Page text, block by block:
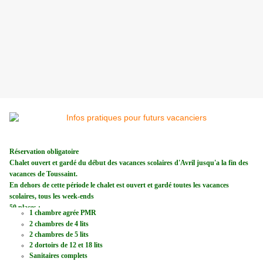
Réservation obligatoire
Chalet ouvert et gardé du début des vacances scolaires d'Avril jusqu'a la fin des
vacances de Toussaint.
En dehors de cette période le chalet est ouvert et gardé toutes les vacances
scolaires, tous les week-ends
50 places :
1 chambre agrée PMR
2 chambres de 4 lits
2 chambres de 5 lits
2 dortoirs de 12 et 18 lits
Sanitaires complets